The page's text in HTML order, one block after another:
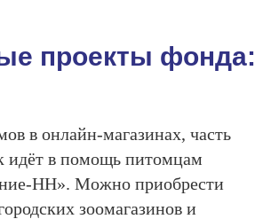
проекты фонда:
в онлайн-магазинах, часть
идёт в помощь питомцам
НН». Можно приобрести
зоомагазинов и